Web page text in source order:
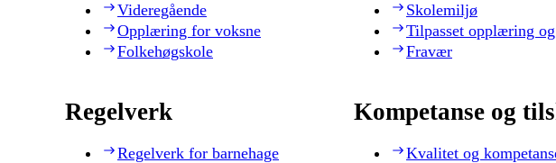
Videregående
Opplæring for voksne
Folkehøgskole
Skolemiljø
Tilpasset opplæring
Fravær
Regelverk
Regelverk for barnehage
Kompetanse og
Kvalitet og